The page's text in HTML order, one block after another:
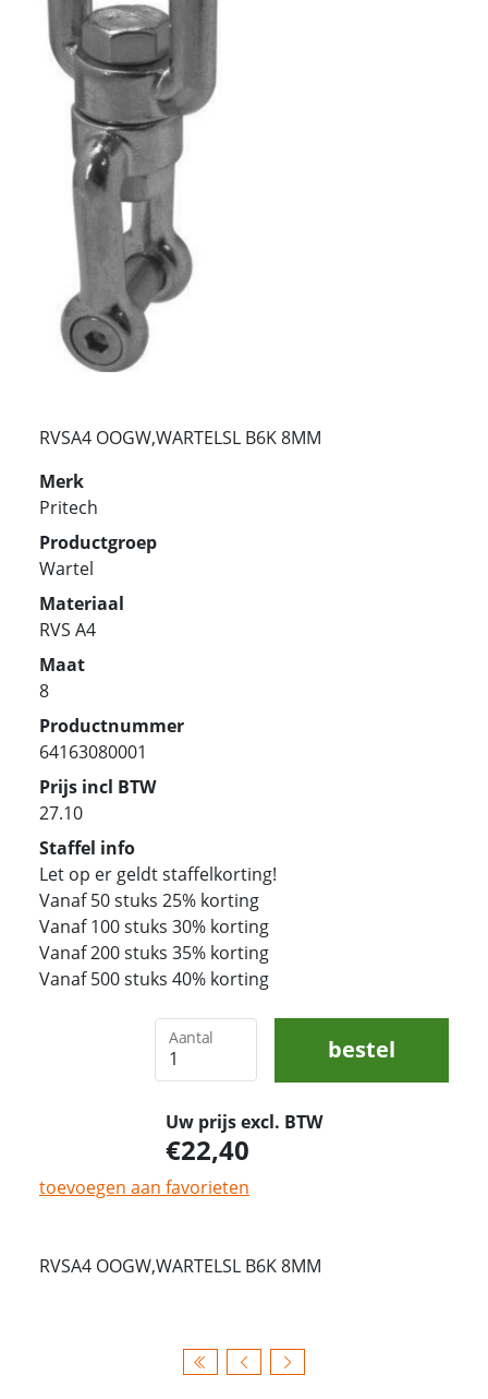
RVSA4 OOGW,WARTELSL B6K 8MM
Merk
Pritech
Productgroep
Wartel
Materiaal
RVS A4
Maat
8
Productnummer
64163080001
Prijs incl BTW
27.10
Staffel info
Let op er geldt staffelkorting!
Vanaf 50 stuks 25% korting
Vanaf 100 stuks 30% korting
Vanaf 200 stuks 35% korting
Vanaf 500 stuks 40% korting
Aantal bestel
Uw prijs excl. BTW
22,40
toevoegen aan favorieten
RVSA4 OOGW,WARTELSL B6K 8MM